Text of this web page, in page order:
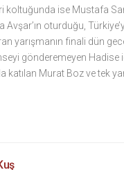
koltuğunda ise Mustafa
Avşar’ın oturduğu,
yarışmanın finali dün
gönderemeyen Hadise
katılan Murat Boz ve tek